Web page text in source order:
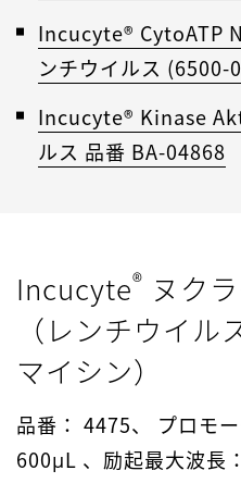
Incucyte® CytoATP
ンチウイルス (6500-
Incucyte® Kinase
ルス 品番 BA-04868
Incucyte® ヌク
（レンチウイル
マイシン）
品番： 4475、 プロモ
600μL 、励起最大波長